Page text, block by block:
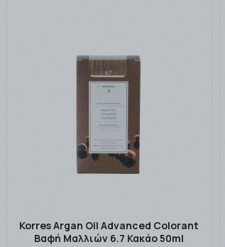
Korres Argan Oil Advanced Colorant
Βαφή Μαλλιών 6.7 Κακάο 50ml